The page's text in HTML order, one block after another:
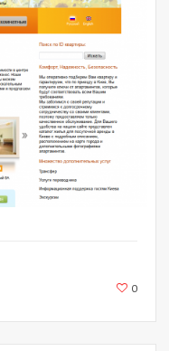
0